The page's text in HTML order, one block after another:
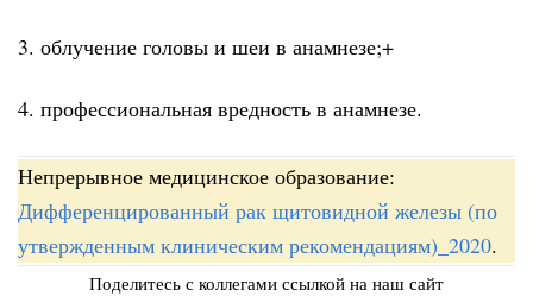
3. облучение головы и шеи в анамнезе;+
4. профессиональная вредность в анамнезе.
Непрерывное медицинское образование:
Дифференцированный рак щитовидной железы (по
утвержденным клиническим рекомендациям)_2020.
Поделитесь с коллегами ссылкой на наш сайт